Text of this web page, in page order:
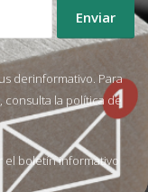
derinformativo. Para
consulta la política de
el boletín informativo
-5%